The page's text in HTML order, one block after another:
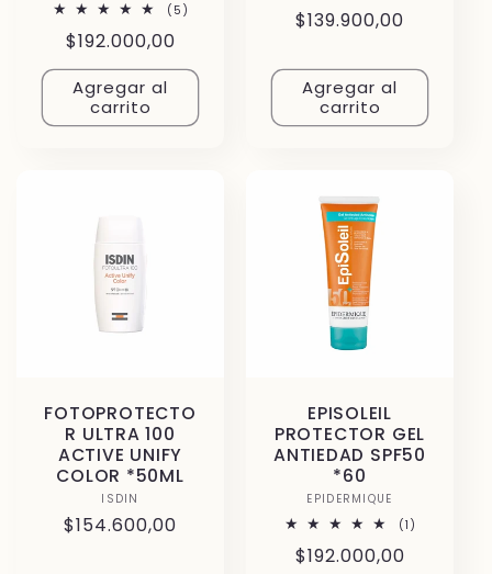
(5)
Precio
habitual
$192.000,00
Agregar al
carrito
Precio
$139.900,00
Agregar al
carrito
FOTOPROTECTO
R ULTRA 100
ACTIVE UNIFY
COLOR *50ML
Proveedor:
ISDIN
Precio
$154.600,00
EPISOLEIL
PROTECTOR GEL
ANTIEDAD SPF50
*60
Proveedor:
EPIDERMIQUE
(1)
Precio
$192.000,00